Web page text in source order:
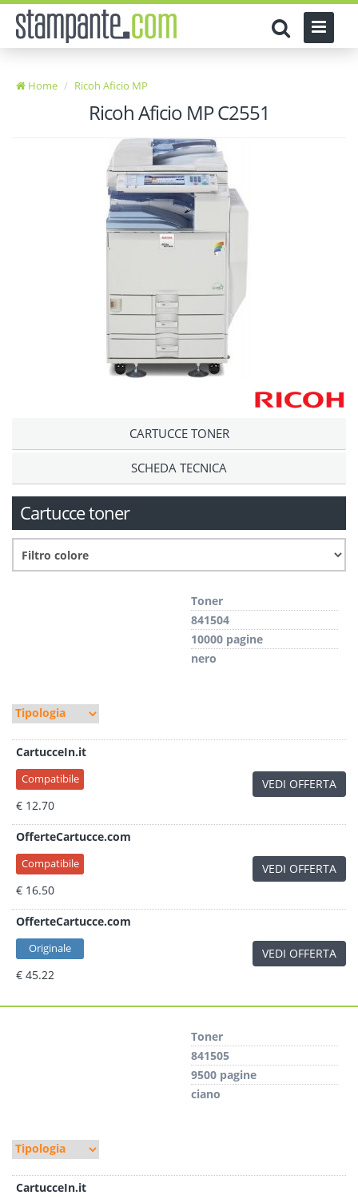
Home Ricoh Aficio MP
Ricoh Aficio MP C2551
CARTUCCE TONER
SCHEDA TECNICA
Cartucce toner
Toner
841504
10000 pagine
nero
CartucceIn.it
Compatibile
€ 12.70
VEDI OFFERTA
OfferteCartucce.com
Compatibile
€ 16.50
VEDI OFFERTA
OfferteCartucce.com
Originale
€ 45.22
VEDI OFFERTA
Toner
841505
9500 pagine
ciano
CartucceIn.it